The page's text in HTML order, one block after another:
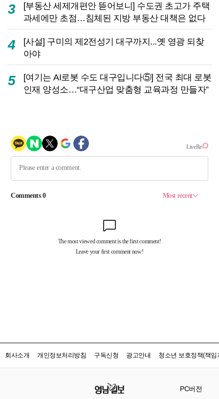
3
[부동산 세제개편안 뜯어보니] 수도권 초고가 주택
과세에만 초점…침체된 지방 부동산 대책은 없다
4
[사설] 구미의 제2전성기 대구까지...옛 영광 되찾
아야
5
[여기는 AI로봇 수도 대구입니다⑤] 전국 최대 로봇
인재 양성소…“대구산업 맞춤형 교육과정 만들자”
회사소개 개인정보처리방침 구독신청 광고안내 청소년 보호정책(책임
PC버전